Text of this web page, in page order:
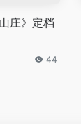
庄》定档
44